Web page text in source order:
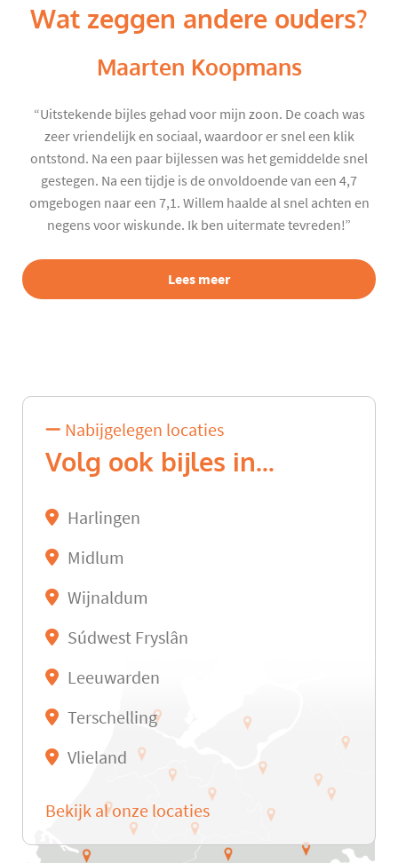
Wat zeggen andere ouders?
Maarten Koopmans
“Uitstekende bijles gehad voor mijn zoon. De coach was
zeer vriendelijk en sociaal, waardoor er snel een klik
ontstond. Na een paar bijlessen was het gemiddelde snel
gestegen. Na een tijdje is de onvoldoende van een 4,7
omgebogen naar een 7,1. Willem haalde al snel achten en
negens voor wiskunde. Ik ben uitermate tevreden!”
Lees meer
Nabijgelegen locaties
Volg ook bijles in...
Harlingen
Midlum
Wijnaldum
Súdwest Fryslân
Leeuwarden
Terschelling
Vlieland
Bekijk al onze locaties